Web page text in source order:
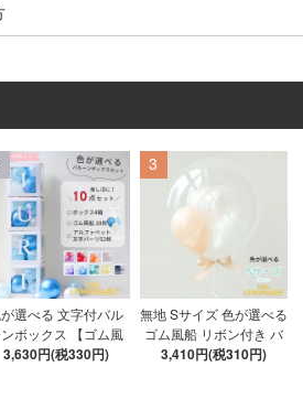
選べる 文字付バル
ボックス 【ゴム風
&文字パーツ付き】 DI
3,630円(税330円)
3
無地 Sサイズ 色が選べる
ゴム風船 リボン付き バ
ブルバルーン 【浮かせ
3,410円(税310円)